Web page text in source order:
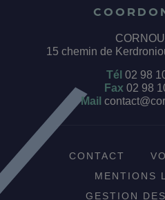
15 chemin de
Tél 02 98
Fax 02 98
Mail
CONTACT
MENTIONS
GESTION